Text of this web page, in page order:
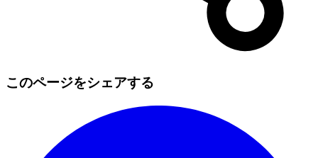
このページをシェアする